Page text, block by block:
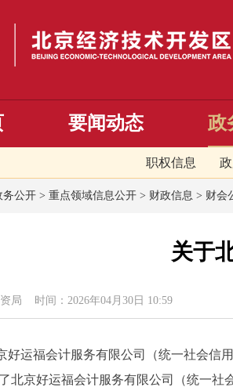
要闻动态 政
职权信息
务公开 > 重点领域信息公开 > 财政信息 > 财会
关于
局 时间：2026年04月30日 10:59
福会计服务有限公司（统一社会信用
北京好运福会计服务有限公司（统一社